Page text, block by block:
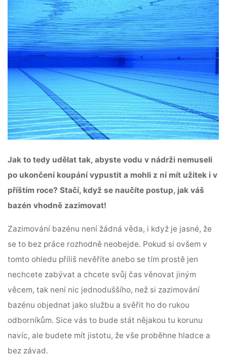
Jak to tedy udělat tak, abyste vodu v nádrži nemuseli
po ukončení koupání vypustit a mohli z ní mít užitek i v
příštím roce? Stačí, když se naučíte postup, jak váš
bazén vhodně zazimovat!
Zazimování bazénu není žádná věda, i když je jasné, že
se to bez práce rozhodně neobejde. Pokud si ovšem v
tomto ohledu příliš nevěříte anebo se tím prostě jen
nechcete zabývat a chcete svůj čas věnovat jiným
věcem, tak není nic jednoduššího, než si zazimování
bazénu objednat jako službu a svěřit ho do rukou
odborníkům. Sice vás to bude stát nějakou tu korunu
navíc, ale budete mít jistotu, že vše proběhne hladce a
bez závad.